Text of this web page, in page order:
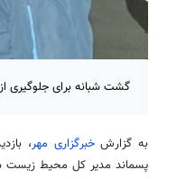
گشت شبانه برای جلوگیری
به گزارشخبرگزاری مهر،
پسماند مدیر کل محیط زیست شهرستان